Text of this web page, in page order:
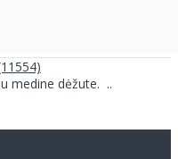
medine dėžute. ..